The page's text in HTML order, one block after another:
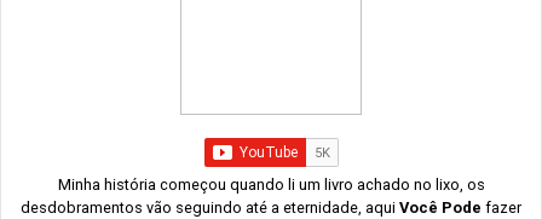
Minha história começou quando li um livro achado no lixo, os
desdobramentos vão seguindo até a eternidade, aqui Você Pode fazer